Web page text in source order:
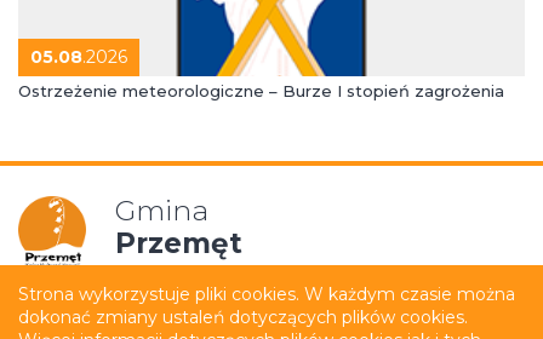
05.08.2026
Ostrzeżenie meteorologiczne – Burze I stopień zagrożenia
Gmina
Przemęt
Mapa strony Polityka prywatności
Strona wykorzystuje pliki cookies. W każdym czasie można
dokonać zmiany ustaleń dotyczących plików cookies.